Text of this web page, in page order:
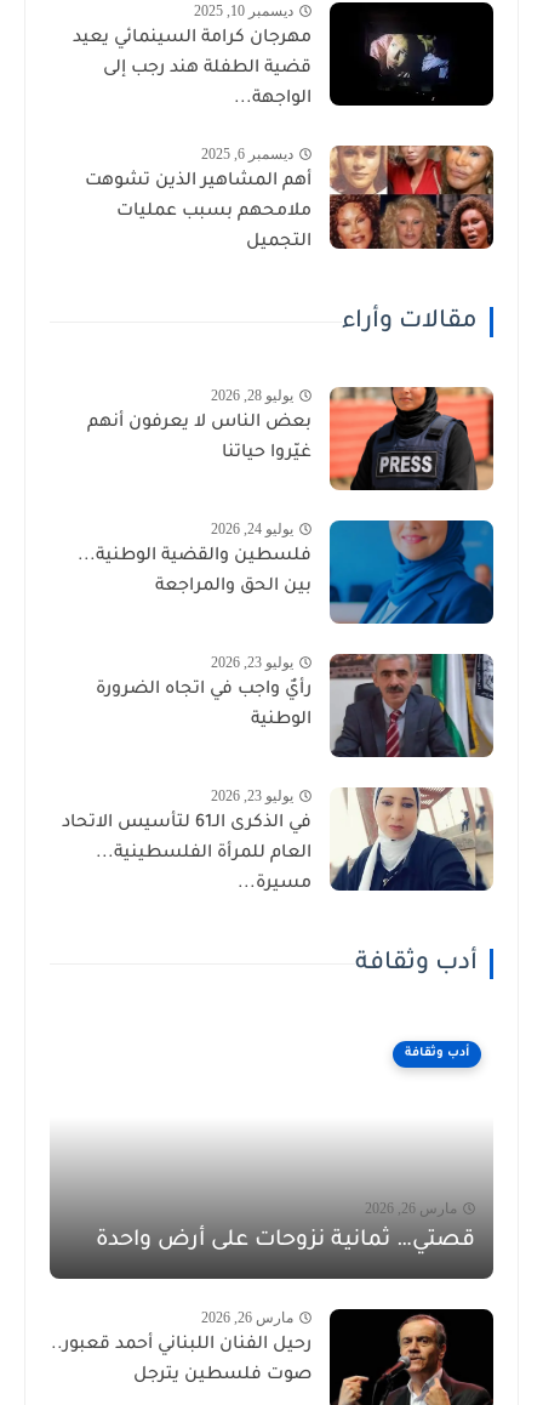
ديسمبر 10, 2025
مهرجان كرامة السينمائي يعيد
قضية الطفلة هند رجب إلى
الواجهة...
ديسمبر 6, 2025
أهم المشاهير الذين تشوهت
ملامحهم بسبب عمليات
التجميل
مقالات وأراء
يوليو 28, 2026
بعض الناس لا يعرفون أنهم
غيّروا حياتنا
يوليو 24, 2026
فلسطين والقضية الوطنية...
بين الحق والمراجعة
يوليو 23, 2026
رأيٌ واجب في اتجاه الضرورة
الوطنية
يوليو 23, 2026
في الذكرى الـ61 لتأسيس الاتحاد
العام للمرأة الفلسطينية...
مسيرة...
أدب وثقافة
أدب وثقافة
مارس 26, 2026
قصتي… ثمانية نزوحات على أرض واحدة
مارس 26, 2026
رحيل الفنان اللبناني أحمد قعبور..
صوت فلسطين يترجل